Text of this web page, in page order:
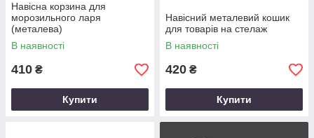
Навісна корзина для
морозильного ларя
(металева)
В наявності
410 ₴
Купити
Навісний металевий кошик
для товарів на стелаж
В наявності
420 ₴
Купити